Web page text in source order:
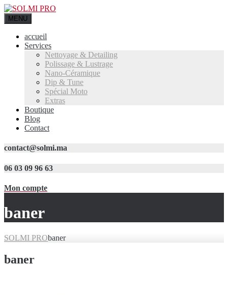
MENU
accueil
Services
Nettoyage & Detailing
Polissage & Lustrage
Nano-Céramique
Dip & Tune
Spécial Moto
Extras
Boutique
Blog
Contact
contact@solmi.ma
06 03 09 96 63
Mon compte
baner
SOLMI PRObaner
baner